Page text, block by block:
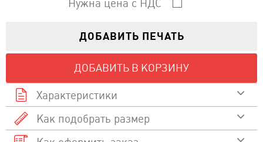
Нужна цена с НДС
ДОБАВИТЬ ПЕЧАТЬ
ДОБАВИТЬ В КОРЗИНУ
Характеристики
80% хлопок, 20%
Как подобрать размер